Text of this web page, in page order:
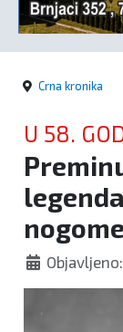
Politika
Crna kronika
U 58.